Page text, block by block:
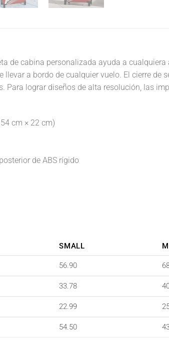
de cabina personalizada ayuda a cualquiera
llevar a bordo de cualquier vuelo. El cierre
Para lograr diseños de alta resolución, las
54 cm × 22 cm)
de ABS rígido
SMALL
56.90
33.78
22.99
54.50